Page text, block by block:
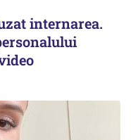
internarea.